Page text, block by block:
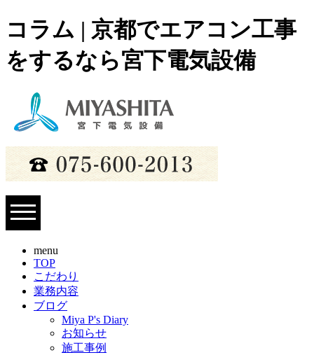
コラム | 京都でエアコン工事
をするなら宮下電気設備
menu
TOP
こだわり
業務内容
ブログ
Miya P's Diary
お知らせ
施工事例